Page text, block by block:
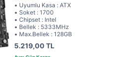
• Uyumlu Kasa : ATX
• Soket : 1700
• Chipset : Intel
• Bellek : 5333MHz
• Max.Bellek : 128GB
5.219,00 TL